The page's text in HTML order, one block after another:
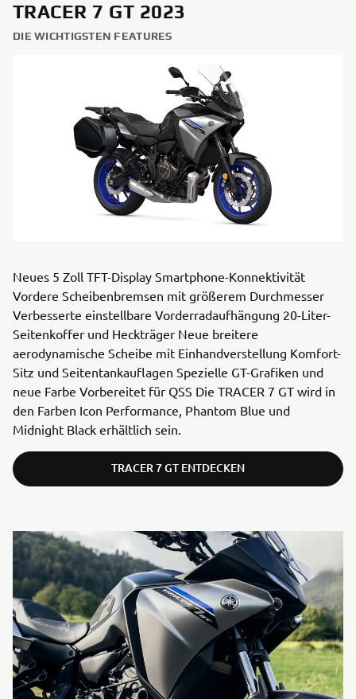
TRACER 7 GT 2023
DIE WICHTIGSTEN FEATURES
Neues 5 Zoll TFT-Display Smartphone-Konnektivität
Vordere Scheibenbremsen mit größerem Durchmesser
Verbesserte einstellbare Vorderradaufhängung 20-Liter-
Seitenkoffer und Heckträger Neue breitere
aerodynamische Scheibe mit Einhandverstellung Komfort-
Sitz und Seitentankauflagen Spezielle GT-Grafiken und
neue Farbe Vorbereitet für QSS Die TRACER 7 GT wird in
den Farben Icon Performance, Phantom Blue und
Midnight Black erhältlich sein.
TRACER 7 GT ENTDECKEN